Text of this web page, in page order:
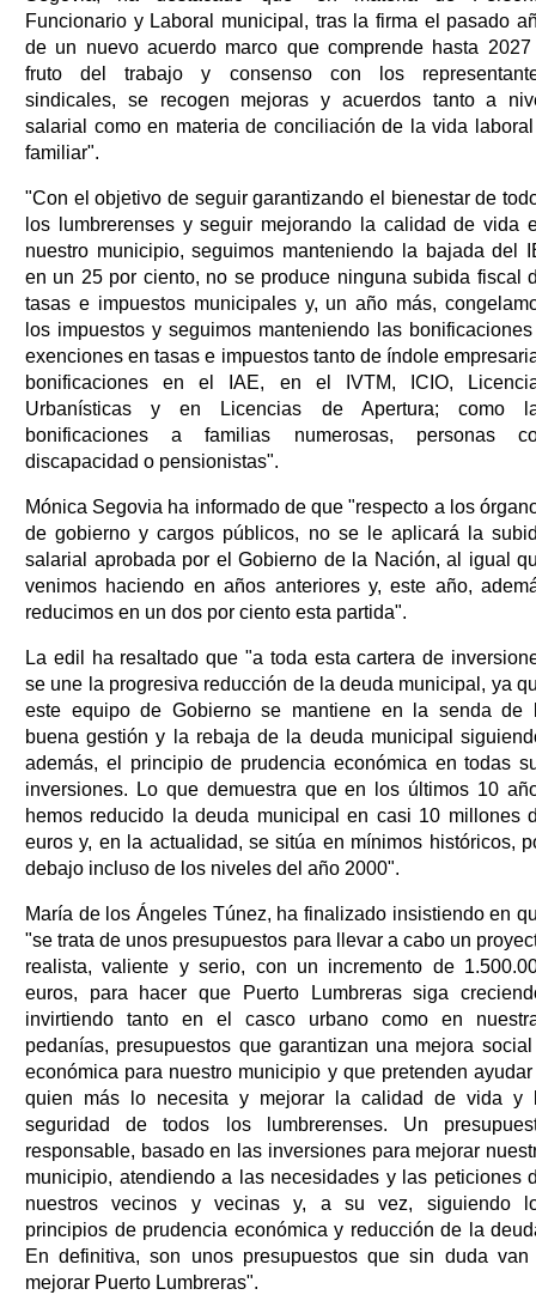
Funcionario y Laboral municipal, tras la firma el pasado
de un nuevo acuerdo marco que comprende hasta
fruto del trabajo y consenso con los
sindicales, se recogen mejoras y acuerdos tanto a
salarial como en materia de conciliación de la vida
familiar".
"Con el objetivo de seguir garantizando el bienestar de
los lumbrerenses y seguir mejorando la calidad de vida
nuestro municipio, seguimos manteniendo la bajada del
en un 25 por ciento, no se produce ninguna subida fiscal
tasas e impuestos municipales y, un año más,
los impuestos y seguimos manteniendo las
exenciones en tasas e impuestos tanto de índole
bonificaciones en el IAE, en el IVTM, ICIO,
Urbanísticas y en Licencias de Apertura; como
bonificaciones a familias numerosas, personas
discapacidad o pensionistas".
Mónica Segovia ha informado de que "respecto a los
de gobierno y cargos públicos, no se le aplicará la
salarial aprobada por el Gobierno de la Nación, al igual
venimos haciendo en años anteriores y, este año,
reducimos en un dos por ciento esta partida".
La edil ha resaltado que "a toda esta cartera de
se une la progresiva reducción de la deuda municipal, ya
este equipo de Gobierno se mantiene en la senda de
buena gestión y la rebaja de la deuda municipal
además, el principio de prudencia económica en todas
inversiones. Lo que demuestra que en los últimos 10
hemos reducido la deuda municipal en casi 10 millones
euros y, en la actualidad, se sitúa en mínimos históricos,
debajo incluso de los niveles del año 2000".
María de los Ángeles Túnez, ha finalizado insistiendo en
"se trata de unos presupuestos para llevar a cabo un
realista, valiente y serio, con un incremento de
euros, para hacer que Puerto Lumbreras siga
invirtiendo tanto en el casco urbano como en
pedanías, presupuestos que garantizan una mejora
económica para nuestro municipio y que pretenden
quien más lo necesita y mejorar la calidad de vida y
seguridad de todos los lumbrerenses. Un
responsable, basado en las inversiones para mejorar
municipio, atendiendo a las necesidades y las peticiones
nuestros vecinos y vecinas y, a su vez, siguiendo
principios de prudencia económica y reducción de la
En definitiva, son unos presupuestos que sin duda van
mejorar Puerto Lumbreras".